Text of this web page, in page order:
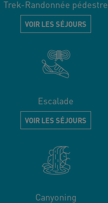
Trek-Randonnée pédestre
VOIR LES SÉJOURS
Escalade
VOIR LES SÉJOURS
Canyoning